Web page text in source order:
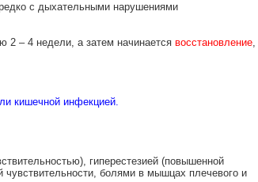
с дыхательными нарушениями
2 – 4 недели, а затем начинается восстановление,
кишечной инфекцией.
гиперестезией (повышенной
чувствительности, болями в мышцах плечевого и